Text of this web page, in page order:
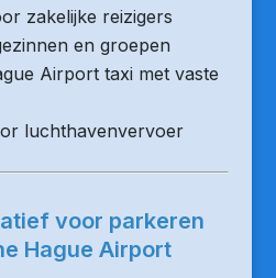
zakelijke reizigers
en groepen
Airport taxi met vaste
luchthavenvervoer
voor parkeren
Hague Airport